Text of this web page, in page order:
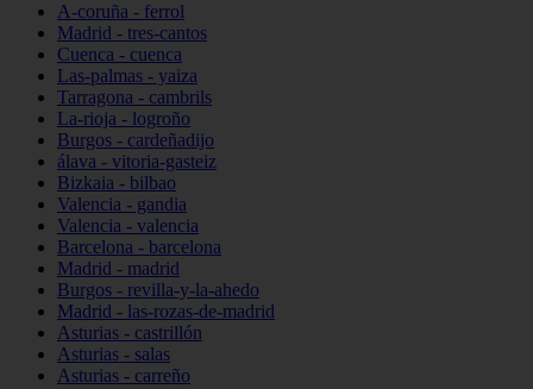
A-coruña - ferrol
Madrid - tres-cantos
Cuenca - cuenca
Las-palmas - yaiza
Tarragona - cambrils
La-rioja - logroño
Burgos - cardeñadijo
álava - vitoria-gasteiz
Bizkaia - bilbao
Valencia - gandia
Valencia - valencia
Barcelona - barcelona
Madrid - madrid
Burgos - revilla-y-la-ahedo
Madrid - las-rozas-de-madrid
Asturias - castrillón
Asturias - salas
Asturias - carreño